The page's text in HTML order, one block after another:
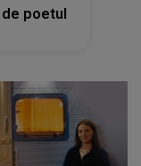
poetul